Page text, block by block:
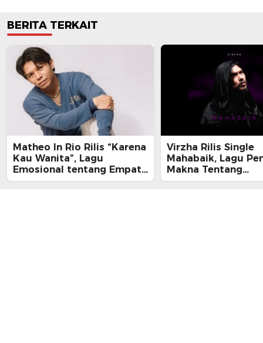
BERITA TERKAIT
Matheo In Rio Rilis “Karena
Kau Wanita”, Lagu
Emosional tentang Empati
dan Kelelahan Perempuan
Virzha Rilis Single
Mahabaik, Lagu
Makna Tentang
Pengampunan dan